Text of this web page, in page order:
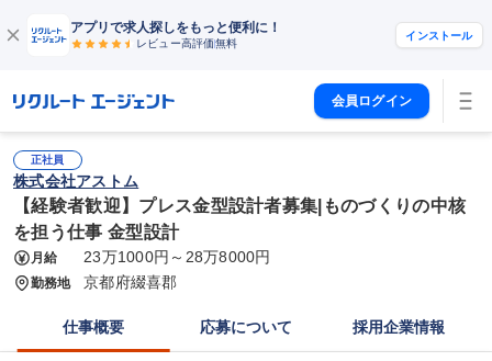
アプリで求人探しをもっと便利に！
レビュー高評価無料
インストール
会員ログイン
正社員
株式会社アストム
【経験者歓迎】プレス金型設計者募集|ものづくりの中核
を担う仕事 金型設計
月給 23万1000円～28万8000円
勤務地 京都府綴喜郡
仕事概要 応募について 採用企業情報